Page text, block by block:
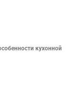
кухонной